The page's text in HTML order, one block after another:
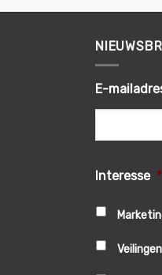
E-
Interesse *
Veilingen